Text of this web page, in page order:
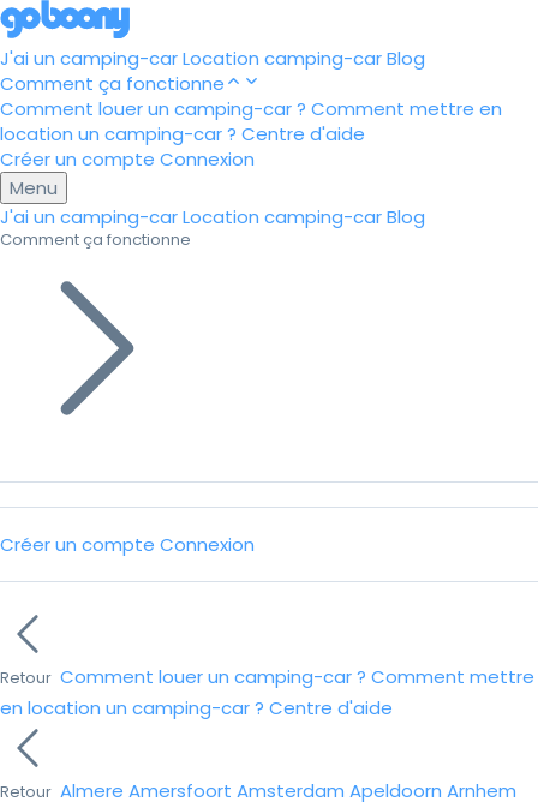
J'ai un camping-carLocation camping-carBlog
Comment ça fonctionne
Comment louer un camping-car ? Comment mettre en
location un camping-car ? Centre d'aide
Créer un compte Connexion
Menu
J'ai un camping-carLocation camping-carBlog
Comment ça fonctionne
Créer un compte Connexion
Retour Comment louer un camping-car ? Comment mettre
en location un camping-car ? Centre d'aide
Retour Almere Amersfoort Amsterdam Apeldoorn Arnhem